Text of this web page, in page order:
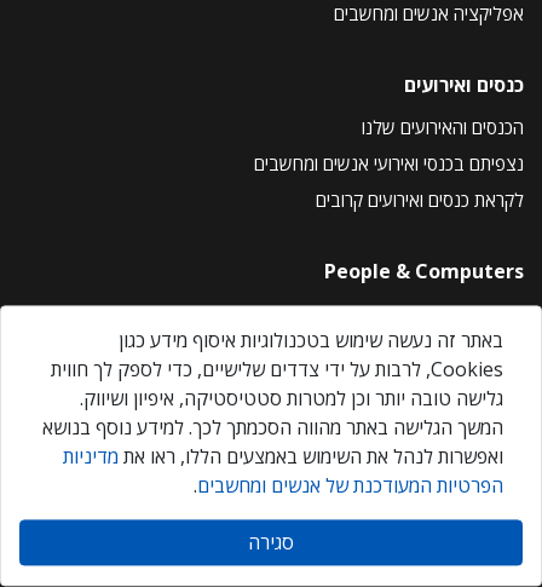
אפליקציה אנשים ומחשבים
כנסים ואירועים
הכנסים והאירועים שלנו
נצפיתם בכנסי ואירועי אנשים ומחשבים
לקראת כנסים ואירועים קרובים
People & Computers
About Us
Privacy Policy
Contact Us
Our Events
אנשים ומחשבים © 2026 – כל הזכויות שמורות
באתר זה נעשה שימוש בטכנולוגיות איסוף מידע כגון
Cookies, לרבות על ידי צדדים שלישיים, כדי לספק לך חווית
גלישה טובה יותר וכן למטרות סטטיסטיקה, איפיון ושיווק.
המשך הגלישה באתר מהווה הסכמתך לכך. למידע נוסף בנושא
ואפשרות לנהל את השימוש באמצעים הללו, ראו את מדיניות
הפרטיות המעודכנת של אנשים ומחשבים.
סגירה